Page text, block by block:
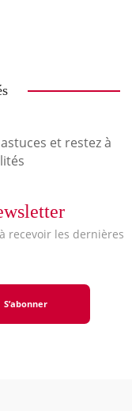
et restez à
recevoir les dernières
S’abonner